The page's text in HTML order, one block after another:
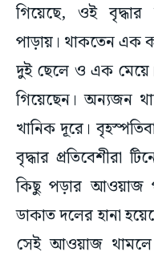
গিয়েছে, ওই
পাড়ায়। থাকতেন এক
দুই ছেলে ও এক
গিয়েছেন। অন্যজন
খানিক দূরে।
বৃদ্ধার প্রতিবেশীরা
কিছু পড়ার আওয়াজ
ডাকাত দলের হানা
সেই আওয়াজ থামলে